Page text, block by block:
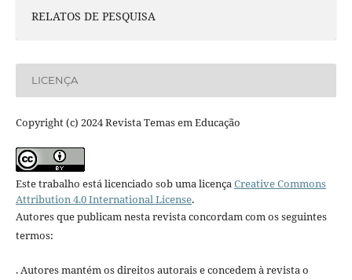
RELATOS DE PESQUISA
LICENÇA
Copyright (c) 2024 Revista Temas em Educação
Este trabalho está licenciado sob uma licençaCreative Commons
Attribution 4.0 International License.
Autores que publicam nesta revista concordam com os seguintes
termos:
. Autores mantém os direitos autorais e concedem à revista o